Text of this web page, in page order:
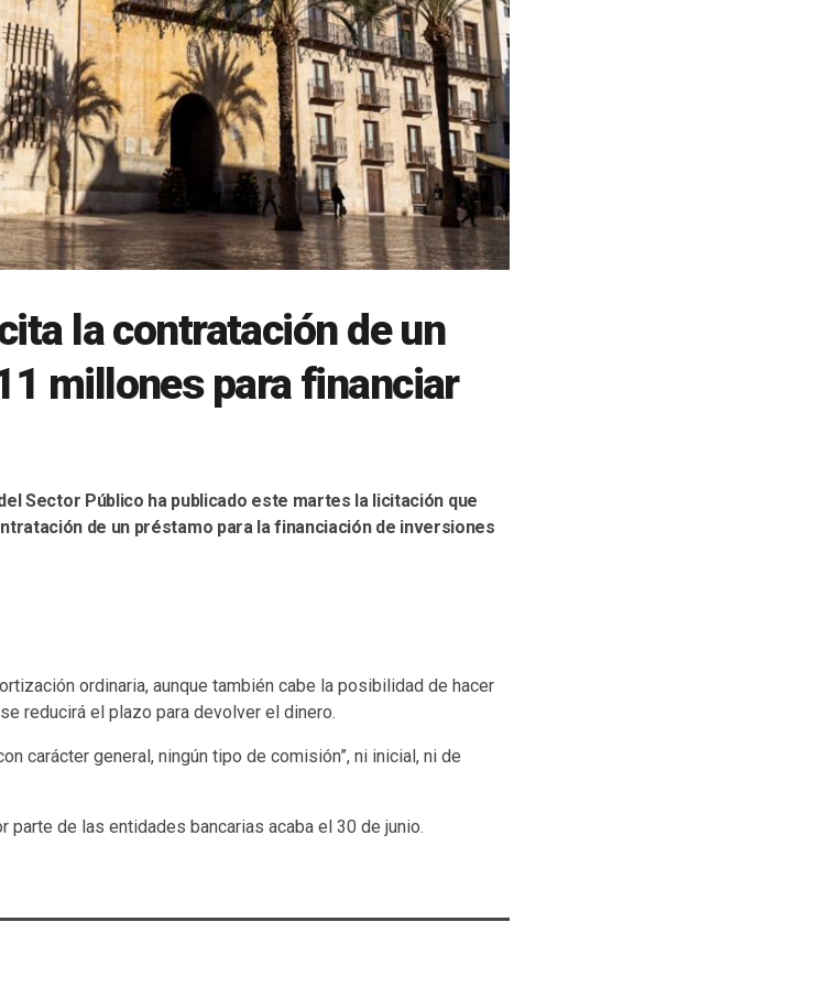
la contratación de un
millones para financiar
Sector Público ha publicado este martes la licitación que
de un préstamo para la financiación de inversiones
ordinaria, aunque también cabe la posibilidad de hacer
reducirá el plazo para devolver el dinero.
carácter general, ningún tipo de comisión”, ni inicial, ni de
de las entidades bancarias acaba el 30 de junio.